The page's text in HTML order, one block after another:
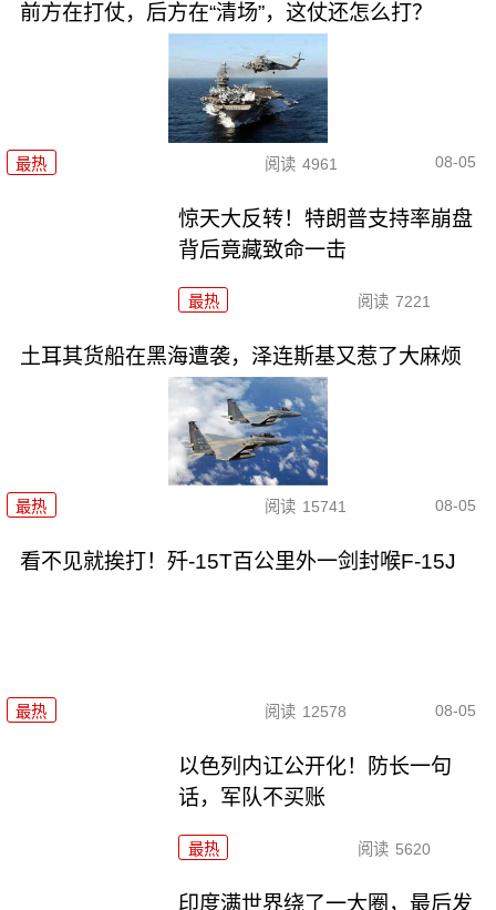
前方在打仗，后方在“清场”，这仗还怎么打？
最热 阅读 4961 08-05
惊天大反转！特朗普支持率崩盘
背后竟藏致命一击
最热 阅读 7221
土耳其货船在黑海遭袭，泽连斯基又惹了大麻烦
最热 阅读 15741 08-05
看不见就挨打！歼-15T百公里外一剑封喉F-15J
最热 阅读 12578 08-05
以色列内讧公开化！防长一句
话，军队不买账
最热 阅读 5620
印度满世界绕了一大圈，最后发